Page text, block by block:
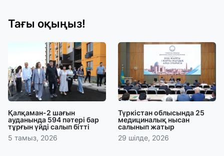
Тағы оқыңыз!
Қалқаман-2 шағын
ауданында 594 пәтері бар
тұрғын үйді салып бітті
5 тамыз, 2026
Түркістан облысында 25
медициналық нысан
салынып жатыр
29 шілде, 2026